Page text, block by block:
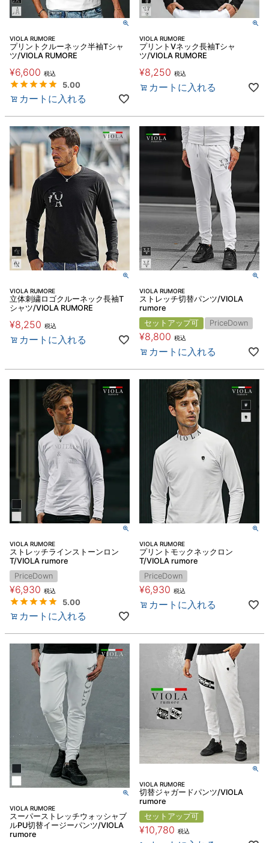
VIOLA RUMORE
プリントクルーネック半袖Tシャ
ツ/VIOLA RUMORE
¥6,600 税込
5.00
カートに入れる
VIOLA RUMORE
プリントVネック長袖Tシャ
ツ/VIOLA RUMORE
¥8,250 税込
カートに入れる
VIOLA RUMORE
立体刺繍ロゴクルーネック長袖T
シャツ/VIOLA RUMORE
¥8,250 税込
カートに入れる
VIOLA RUMORE
ストレッチ切替パンツ/VIOLA
rumore
セットアップ可
PriceDown
¥8,800 税込
カートに入れる
VIOLA RUMORE
ストレッチラインストーンロン
T/VIOLA rumore
PriceDown
¥6,930 税込
5.00
カートに入れる
VIOLA RUMORE
プリントモックネックロン
T/VIOLA rumore
PriceDown
¥6,930 税込
カートに入れる
VIOLA RUMORE
スーパーストレッチウォッシャブ
ルPU切替イージーパンツ/VIOLA
rumore
VIOLA RUMORE
切替ジャガードパンツ/VIOLA
rumore
セットアップ可
¥10,780 税込